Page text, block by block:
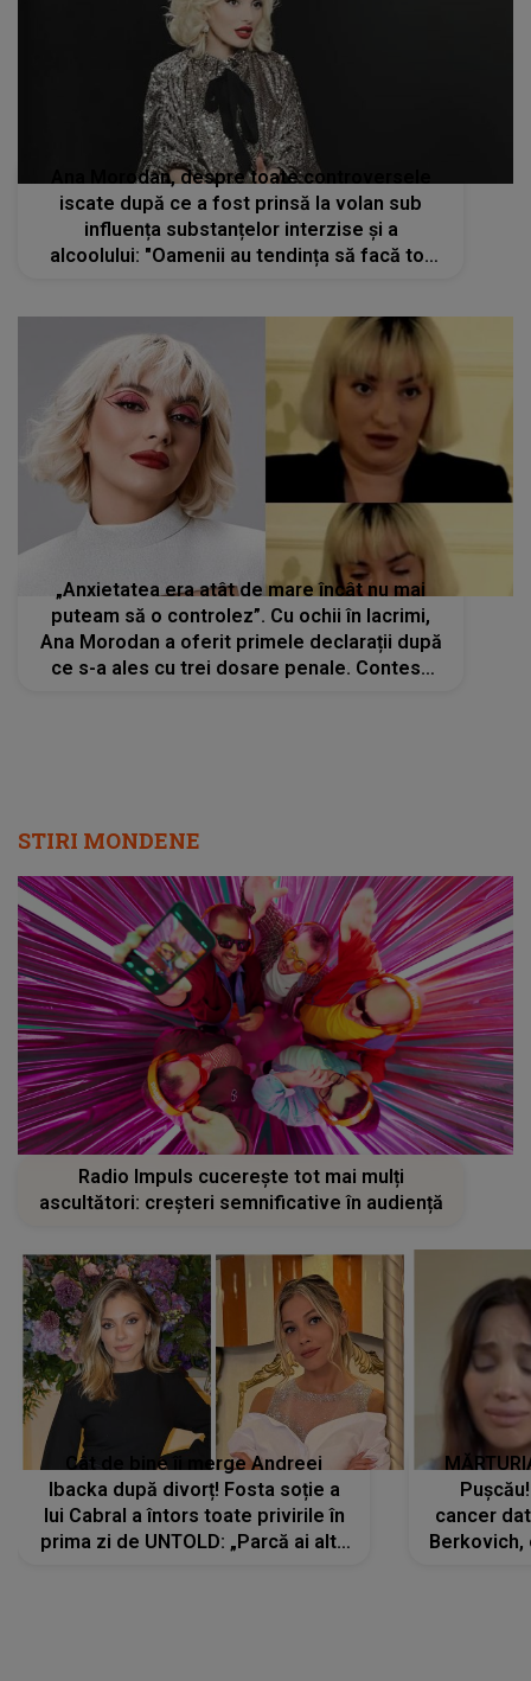
Ana Morodan, despre toate controversele
iscate după ce a fost prinsă la volan sub
influența substanțelor interzise și a
alcoolului: "Oamenii au tendința să facă tot
„Anxietatea era atât de mare încât nu mai
puteam să o controlez”. Cu ochii în lacrimi,
Ana Morodan a oferit primele declarații după
ce s-a ales cu trei dosare penale. Contesa
STIRI MONDENE
Radio Impuls cucerește tot mai mulți
ascultători: creșteri semnificative în audiență
Cât de bine îi merge Andreei
Ibacka după divorț! Fosta soție a
lui Cabral a întors toate privirile în
prima zi de UNTOLD: „Parcă ai altă
cancer
Berkovich,